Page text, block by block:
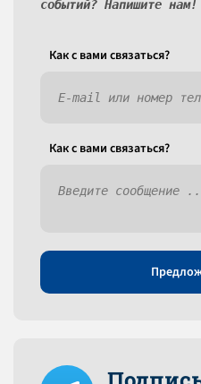
событий? Напишите нам!
Как c вами связаться?
Как c вами связаться?